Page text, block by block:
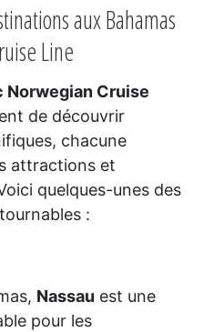
aux Bahamas
Line
Norwegian Cruise
de découvrir
chacune
attractions et
quelques-unes des
:
Nassau est une
pour les